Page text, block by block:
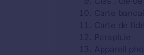
Carte
Carte de
Parapluie
Appareil